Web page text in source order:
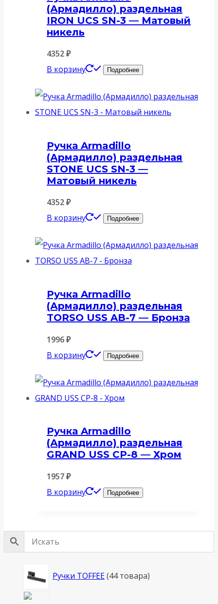
(Армадилло) раздельная
IRON UCS SN-3 — Матовый
никель
4352₽
В корзину
Подробнее
Ручка Armadillo
(Армадилло) раздельная
STONE UCS SN-3 —
Матовый никель
4352₽
В корзину
Подробнее
Ручка Armadillo
(Армадилло) раздельная
TORSO USS AB-7 — Бронза
1996₽
В корзину
Подробнее
Ручка Armadillo
(Армадилло) раздельная
GRAND USS CP-8 — Хром
1957₽
В корзину
Подробнее
Ручки TOFFEE 44 товара